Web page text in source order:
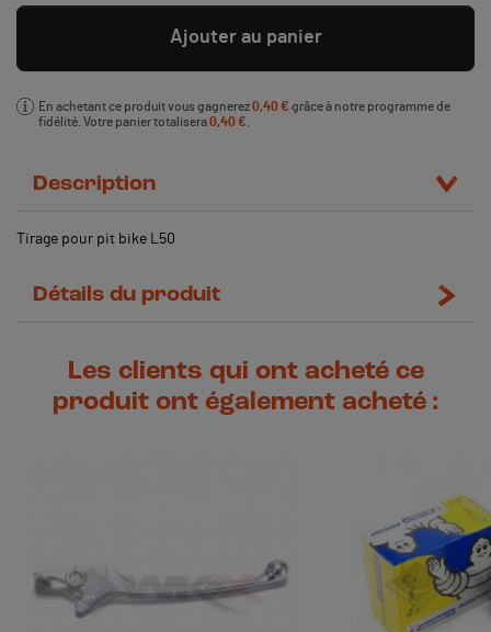
Ajouter au panier
En achetant ce produit vous gagnerez0,40 € grâce à notre programme de
fidélité. Votre panier totalisera0,40 €
Description
Tirage pour pit bike L50
Détails du produit
Les clients qui ont acheté ce
produit ont également acheté :